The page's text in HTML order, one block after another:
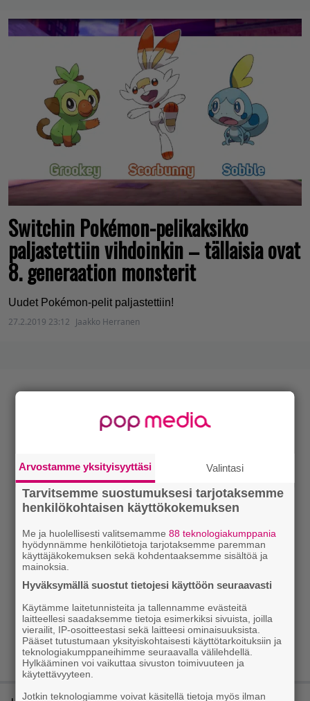
Switchin Pokémon-pelikaksikko
paljastettiin vihdoinkin – tällaisia ovat
8. generaation monsterit
Uudet Pokémon-pelit paljastettiin!
27.2.2019 23:12 Jaakko Herranen
Arvostamme yksityisyyttäsi Valintasi
Tarvitsemme suostumuksesi tarjotaksemme
henkilökohtaisen käyttökokemuksen
Me ja huolellisesti valitsemamme88 teknologiakumppania
hyödynnämme henkilötietoja tarjotaksemme paremman
käyttäjäkokemuksen sekä kohdentaaksemme sisältöä ja
mainoksia.
Hyväksymällä suostut tietojesi käyttöön seuraavasti
Käytämme laitetunnisteita ja tallennamme evästeitä
laitteellesi saadaksemme tietoja esimerkiksi sivuista, joilla
vierailit, IP-osoitteestasi sekä laitteesi ominaisuuksista.
Pääset tutustumaan yksityiskohtaisesti käyttötarkoituksiin ja
teknologiakumppaneihimme seuraavalla välilehdellä.
Hylkääminen voi vaikuttaa sivuston toimivuuteen ja
käytettävyyteen.
Jotkin teknologiamme voivat käsitellä tietoja myös ilman